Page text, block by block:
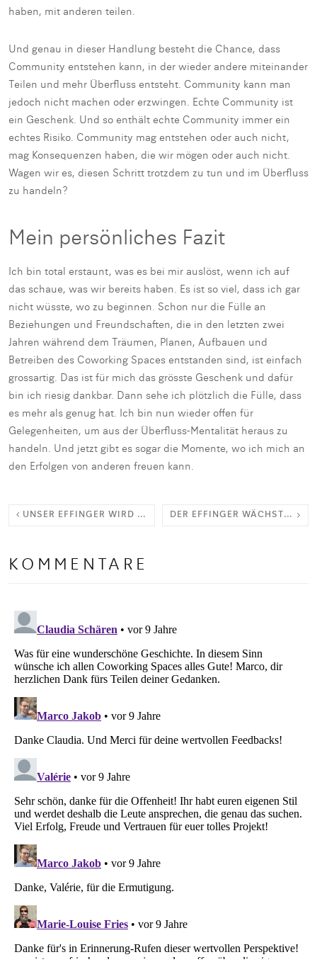
haben, mit anderen teilen.
Und genau in dieser Handlung besteht die Chance, dass
Community entstehen kann, in der wieder andere miteinander
Teilen und mehr Überfluss entsteht. Community kann man
jedoch nicht machen oder erzwingen. Echte Community ist
ein Geschenk. Und so enthält echte Community immer ein
echtes Risiko. Community mag entstehen oder auch nicht,
mag Konsequenzen haben, die wir mögen oder auch nicht.
Wagen wir es, diesen Schritt trotzdem zu tun und im Überfluss
zu handeln?
Mein persönliches Fazit
Ich bin total erstaunt, was es bei mir auslöst, wenn ich auf
das schaue, was wir bereits haben. Es ist so viel, dass ich gar
nicht wüsste, wo zu beginnen. Schon nur die Fülle an
Beziehungen und Freundschaften, die in den letzten zwei
Jahren während dem Träumen, Planen, Aufbauen und
Betreiben des Coworking Spaces entstanden sind, ist einfach
grossartig. Das ist für mich das grösste Geschenk und dafür
bin ich riesig dankbar. Dann sehe ich plötzlich die Fülle, dass
es mehr als genug hat. Ich bin nun wieder offen für
Gelegenheiten, um aus der Überfluss-Mentalität heraus zu
handeln. Und jetzt gibt es sogar die Momente, wo ich mich an
den Erfolgen von anderen freuen kann.
UNSER EFFINGER WIRD MIT LEBEN GEFÜLLT DER EFFINGER WÄCHST IN DEN ERSTEN STOCK
KOMMENTARE